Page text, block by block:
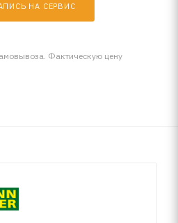
НА СЕРВИС
Фактическую цену